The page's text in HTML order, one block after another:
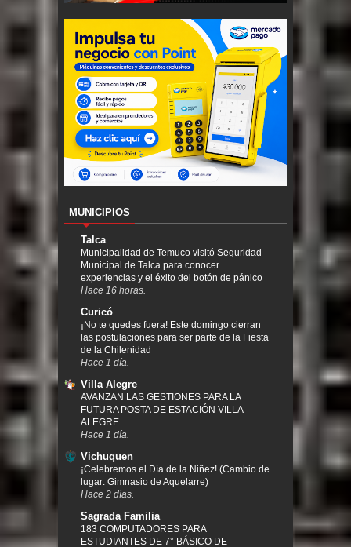
MUNICIPIOS
Talca
Municipalidad de Temuco visitó Seguridad
Municipal de Talca para conocer
experiencias y el éxito del botón de pánico
Hace 16 horas.
Curicó
¡No te quedes fuera! Este domingo cierran
las postulaciones para ser parte de la Fiesta
de la Chilenidad
Hace 1 día.
Villa Alegre
AVANZAN LAS GESTIONES PARA LA
FUTURA POSTA DE ESTACIÓN VILLA
ALEGRE
Hace 1 día.
Vichuquen
¡Celebremos el Día de la Niñez! (Cambio de
lugar: Gimnasio de Aquelarre)
Hace 2 días.
Sagrada Familia
183 COMPUTADORES PARA
ESTUDIANTES DE 7° BÁSICO DE